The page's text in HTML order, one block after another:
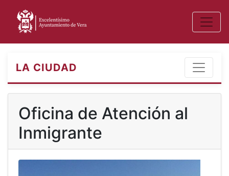
LA CIUDAD
Oficina de Atención al
Inmigrante